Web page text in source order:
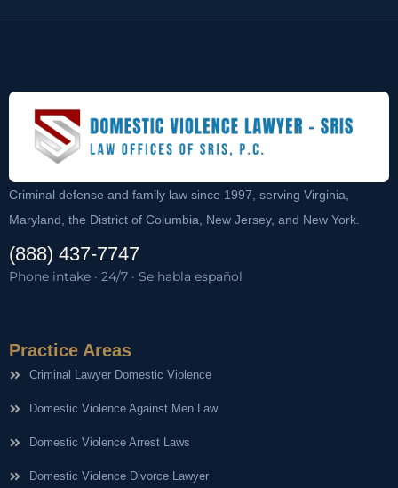
Criminal defense and family law since 1997, serving Virginia,
Maryland, the District of Columbia, New Jersey, and New York.
(888) 437-7747
Phone intake · 24/7 · Se habla español
Practice Areas
Criminal Lawyer Domestic Violence
Domestic Violence Against Men Law
Domestic Violence Arrest Laws
Domestic Violence Divorce Lawyer